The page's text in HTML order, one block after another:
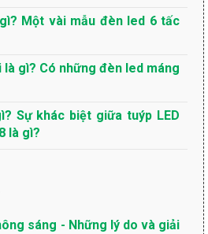
Một vài mẫu đèn led 6 tấc
là gì? Có những đèn led máng
Sự khác biệt giữa tuýp LED
là gì?
sáng - Những lý do và giải